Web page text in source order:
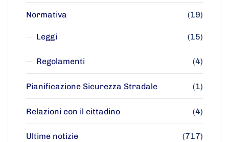
Normativa (19)
Leggi (15)
Regolamenti (4)
Pianificazione Sicurezza Stradale (1)
Relazioni con il cittadino (4)
Ultime notizie (717)